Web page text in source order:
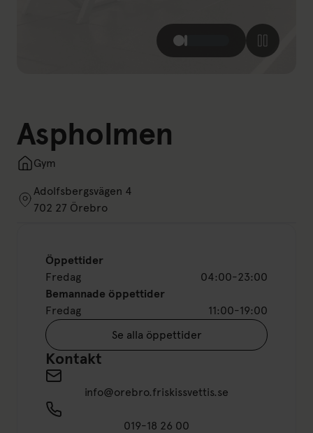
Aspholmen
Gym
Adolfsbergsvägen 4
702 27 Örebro
Öppettider
Fredag
04:00-23:00
Bemannade öppettider
Fredag
11:00-19:00
Se alla öppettider
Kontakt
info@orebro.friskissvettis.se
019-18 26 00